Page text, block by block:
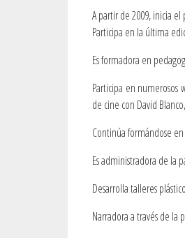
A partir de 2009, inicia el
Participa en la última
Es formadora en
Participa en numerosos
de cine con David
Continúa formándose
Es administradora de la
Desarrolla talleres
Narradora a través de la